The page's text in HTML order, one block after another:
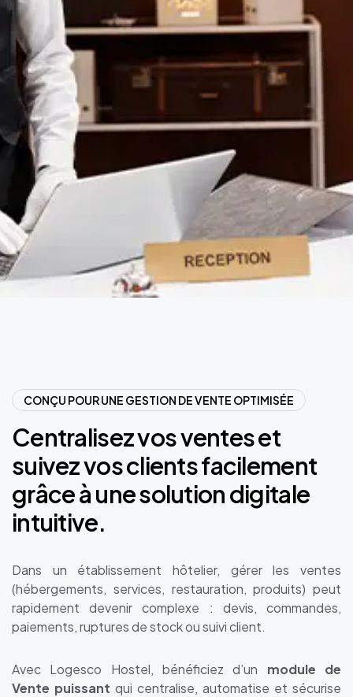
CONÇU POUR UNE GESTION DE VENTE OPTIMISÉE
Centralisezvosventeset
suivezvosclientsfacilement
grâceàunesolutiondigitale
intuitive.
Dans un établissement hôtelier, gérer les ventes
(hébergements, services, restauration, produits) peut
rapidement devenir complexe : devis, commandes,
paiements, ruptures de stock ou suivi client.
Avec Logesco Hostel, bénéficiez d’un module de
Vente puissant qui centralise, automatise et sécurise